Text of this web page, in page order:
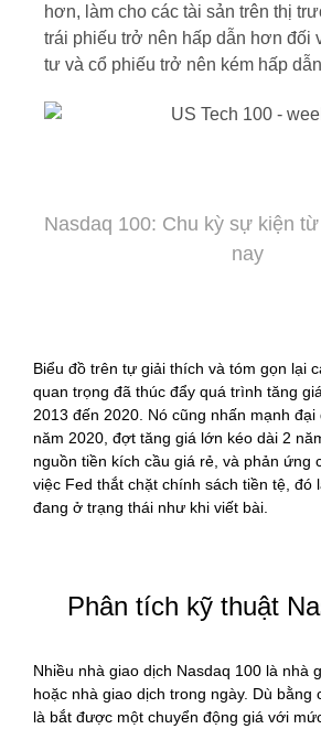
hơn, làm cho các tài sản trên thị
trái phiếu trở nên hấp dẫn hơn đối
tư và cổ phiếu trở nên kém hấp
Nasdaq 100: Chu kỳ sự kiện
nay
Biểu đồ trên tự giải thích và tóm gọn lại
quan trọng đã thúc đẩy quá trình tăng
2013 đến 2020. Nó cũng nhấn mạnh đại
năm 2020, đợt tăng giá lớn kéo dài 2
nguồn tiền kích cầu giá rẻ, và phản ứng
việc Fed thắt chặt chính sách tiền tệ, đó
đang ở trạng thái như khi viết bài.
Phân tích kỹ thuật
Nhiều nhà giao dịch Nasdaq 100 là nhà
hoặc nhà giao dịch trong ngày. Dù bằng
là bắt được một chuyển động giá với